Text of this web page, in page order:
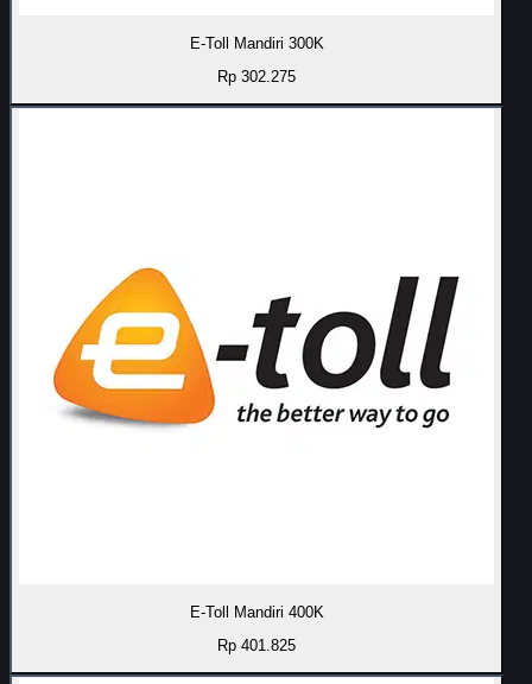
E-Toll Mandiri 300K
Rp 302.275
E-Toll Mandiri 400K
Rp 401.825